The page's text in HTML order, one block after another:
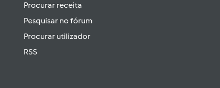
Procurar receita
Pesquisar no fórum
Procurar utilizador
RSS